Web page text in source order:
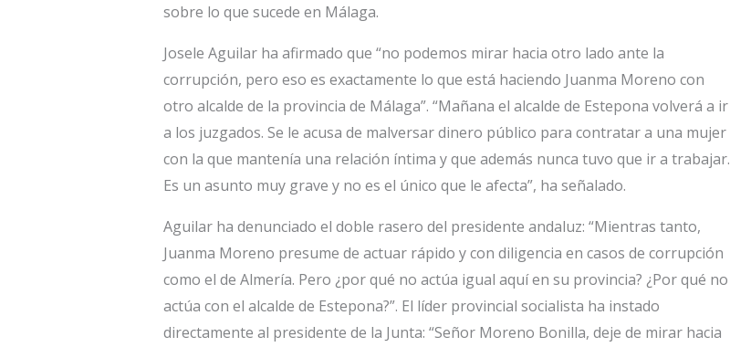
sobre lo que sucede en Málaga.
Josele Aguilar ha afirmado que “no podemos mirar hacia otro lado ante la
corrupción, pero eso es exactamente lo que está haciendo Juanma Moreno con
otro alcalde de la provincia de Málaga”. “Mañana el alcalde de Estepona volverá a ir
a los juzgados. Se le acusa de malversar dinero público para contratar a una mujer
con la que mantenía una relación íntima y que además nunca tuvo que ir a trabajar.
Es un asunto muy grave y no es el único que le afecta”, ha señalado.
Aguilar ha denunciado el doble rasero del presidente andaluz: “Mientras tanto,
Juanma Moreno presume de actuar rápido y con diligencia en casos de corrupción
como el de Almería. Pero ¿por qué no actúa igual aquí en su provincia? ¿Por qué no
actúa con el alcalde de Estepona?”. El líder provincial socialista ha instado
directamente al presidente de la Junta: “Señor Moreno Bonilla, deje de mirar hacia